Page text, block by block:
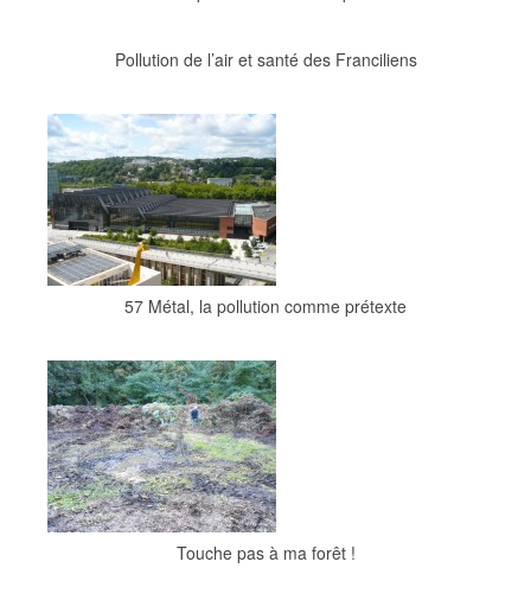
Pollution de l’air et santé des Franciliens
57 Métal, la pollution comme prétexte
Touche pas à ma forêt !